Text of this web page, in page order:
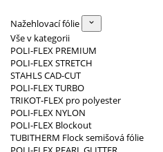
Nažehlovací fólie
Vše v kategorii
POLI-FLEX PREMIUM
POLI-FLEX STRETCH
STAHLS CAD-CUT
POLI-FLEX TURBO
TRIKOT-FLEX pro polyester
POLI-FLEX NYLON
POLI-FLEX Blockout
TUBITHERM Flock semišová fólie